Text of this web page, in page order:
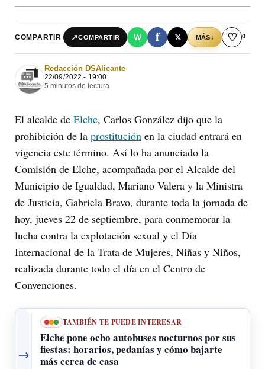
COMPARTIR ↗COMPARTIR W f 𝕏 MÁS↓ ♡ 0
Redacción DSAlicante
22/09/2022 - 19:00
5 minutos de lectura
El alcalde de Elche, Carlos González dijo que la
prohibición de la prostitución en la ciudad entrará en
vigencia este término. Así lo ha anunciado la
Comisión de Elche, acompañada por el Alcalde del
Municipio de Igualdad, Mariano Valera y la Ministra
de Justicia, Gabriela Bravo, durante toda la jornada de
hoy, jueves 22 de septiembre, para conmemorar la
lucha contra la explotación sexual y el Día
Internacional de la Trata de Mujeres, Niñas y Niños,
realizada durante todo el día en el Centro de
Convenciones.
→
TAMBIÉN TE PUEDE INTERESAR
Elche pone ocho autobuses nocturnos por sus
fiestas: horarios, pedanías y cómo bajarte
más cerca de casa